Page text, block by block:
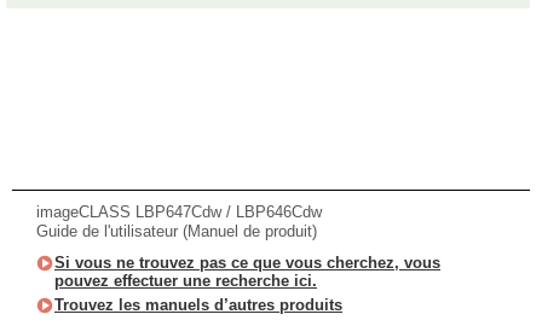
imageCLASS LBP647Cdw / LBP646Cdw
Guide de l'utilisateur (Manuel de produit)
Si vous ne trouvez pas ce que vous cherchez, vous
pouvez effectuer une recherche ici.
Trouvez les manuels d’autres produits